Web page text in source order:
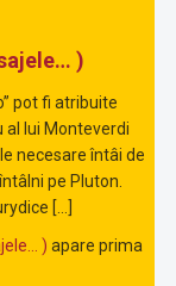
)
pot fi atribuite
al lui Monteverdi
necesare întâi de
pe Pluton.
[…]
) apare prima